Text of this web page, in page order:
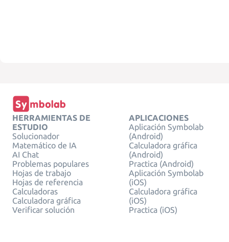
HERRAMIENTAS DE
ESTUDIO
Solucionador
Matemático de IA
AI Chat
Problemas populares
Hojas de trabajo
Hojas de referencia
Calculadoras
Calculadora gráfica
Verificar solución
APLICACIONES
Aplicación Symbolab
(Android)
Calculadora gráfica
(Android)
Practica (Android)
Aplicación Symbolab
(iOS)
Calculadora gráfica
(iOS)
Practica (iOS)